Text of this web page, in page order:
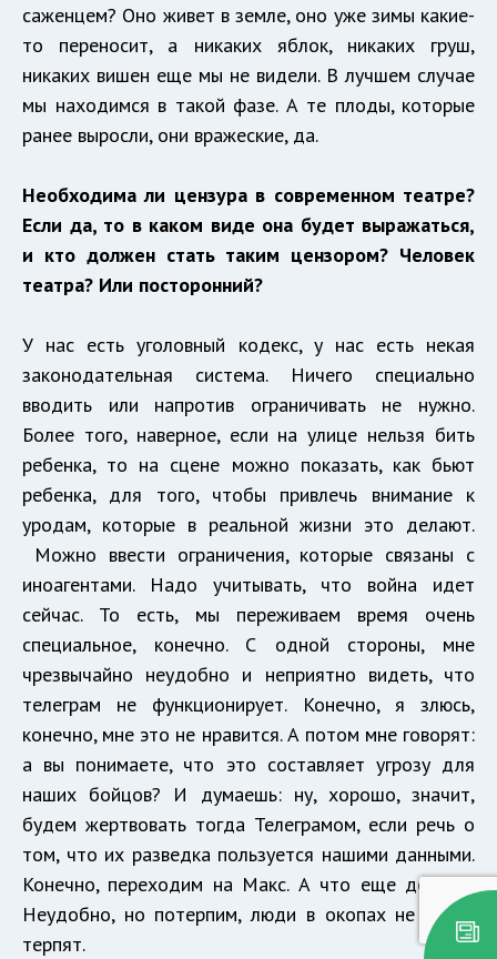
саженцем? Оно живет в земле, оно уже зимы какие-
то переносит, а никаких яблок, никаких груш,
никаких вишен еще мы не видели. В лучшем случае
мы находимся в такой фазе. А те плоды, которые
ранее выросли, они вражеские, да.
Необходима ли цензура в современном театре?
Если да, то в каком виде она будет выражаться,
и кто должен стать таким цензором? Человек
театра? Или посторонний?
У нас есть уголовный кодекс, у нас есть некая
законодательная система. Ничего специально
вводить или напротив ограничивать не нужно.
Более того, наверное, если на улице нельзя бить
ребенка, то на сцене можно показать, как бьют
ребенка, для того, чтобы привлечь внимание к
уродам, которые в реальной жизни это делают.
Можно ввести ограничения, которые связаны с
иноагентами. Надо учитывать, что война идет
сейчас. То есть, мы переживаем время очень
специальное, конечно. С одной стороны, мне
чрезвычайно неудобно и неприятно видеть, что
телеграм не функционирует. Конечно, я злюсь,
конечно, мне это не нравится. А потом мне говорят:
а вы понимаете, что это составляет угрозу для
наших бойцов? И думаешь: ну, хорошо, значит,
будем жертвовать тогда Телеграмом, если речь о
том, что их разведка пользуется нашими данными.
Конечно, переходим на Макс. А что еще делать?
Неудобно, но потерпим, люди в окопах не такое
терпят.